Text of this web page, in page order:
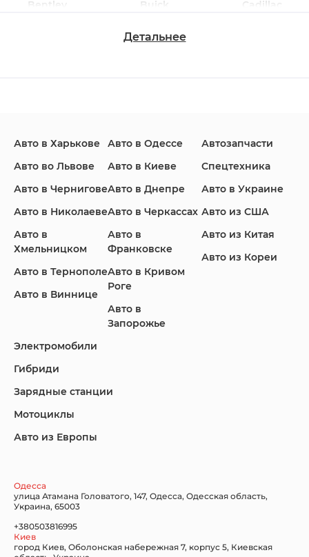
Bentley Buick Cadillac
Infiniti Jaguar Jeep
Land Rover
Lincoln
Subaru Tesla Toyota
Детальнее
Авто в Харькове
Авто во Львове
Авто в Чернигове
Авто в Николаеве
Авто в
Хмельницком
Авто в Тернополе
Авто в Виннице
Авто в Одессе
Авто в Киеве
Авто в Днепре
Авто в Черкассах
Авто в
Франковске
Авто в Кривом
Роге
Авто в
Запорожье
Автозапчасти
Спецтехника
Авто в Украине
Авто из США
Авто из Китая
Авто из Кореи
Электромобили
Гибриди
Зарядные станции
Мотоциклы
Авто из Европы
Одесса
улица Атамана Головатого, 147, Одесса, Одесская область,
Украина, 65003
+380503816995
Киев
город Киев, Оболонская набережная 7, корпус 5, Киевская